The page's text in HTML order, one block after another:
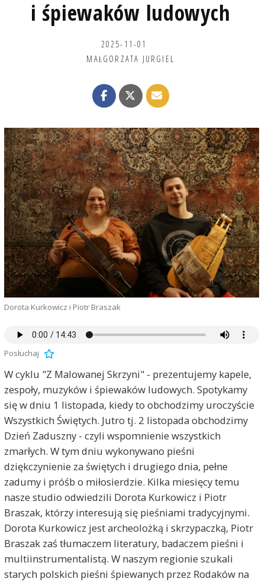
i śpiewaków ludowych
2025-11-01
MAŁGORZATA JURGIEL
Dorota Kurkowicz i Piotr Braszak
Posłuchaj
W cyklu "Z Malowanej Skrzyni" - prezentujemy kapele,
zespoły, muzyków i śpiewaków ludowych. Spotykamy
się w dniu 1 listopada, kiedy to obchodzimy uroczyście
Wszystkich Świętych. Jutro tj. 2 listopada obchodzimy
Dzień Zaduszny - czyli wspomnienie wszystkich
zmarłych. W tym dniu wykonywano pieśni
dziękczynienie za świętych i drugiego dnia, pełne
zadumy i próśb o miłosierdzie. Kilka miesięcy temu
nasze studio odwiedzili Dorota Kurkowicz i Piotr
Braszak, którzy interesują się pieśniami tradycyjnymi.
Dorota Kurkowicz jest archeolożką i skrzypaczką, Piotr
Braszak zaś tłumaczem literatury, badaczem pieśni i
multiinstrumentalistą. W naszym regionie szukali
starych polskich pieśni śpiewanych przez Rodaków na